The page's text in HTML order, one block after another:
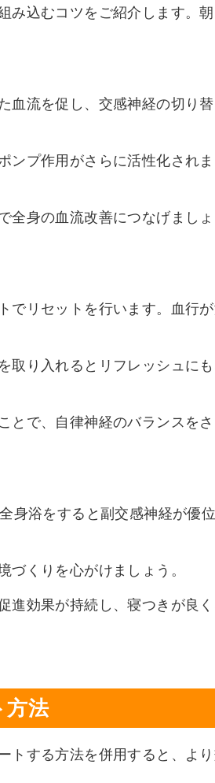
み込むコツをご紹介します。
血流を促し、交感神経の切り
ンプ作用がさらに活性化されま
全身の血流改善につなげましょ
でリセットを行います。血行
取り入れるとリフレッシュに
とで、自律神経のバランスを
身浴をすると副交感神経が優
づくりを心がけましょう。
進効果が持続し、寝つきが良
方法
トする方法を併用すると、よ